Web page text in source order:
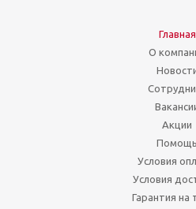
Главная
О
Акции
Помощь
Условия
Условия
Гарантия на